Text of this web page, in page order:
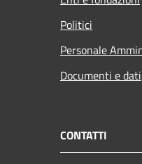
Politici
Personale
Documenti e dati
CONTATTI